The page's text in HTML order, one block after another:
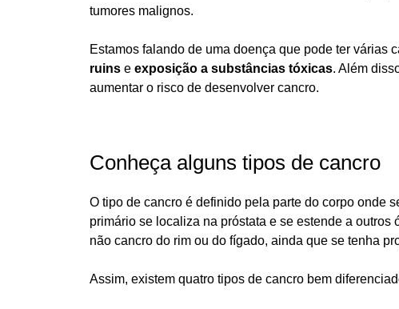
tumores malignos.
Estamos falando de uma doença que pode ter várias
ruins e exposição a substâncias tóxicas. Além
aumentar o risco de desenvolver cancro.
Conheça alguns tipos de cancro
O tipo de cancro é definido pela parte do corpo onde
primário se localiza na próstata e se estende a outros
não cancro do rim ou do fígado, ainda que se tenha
Assim, existem quatro tipos de cancro bem